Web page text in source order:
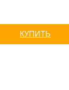
КУПИТЬ